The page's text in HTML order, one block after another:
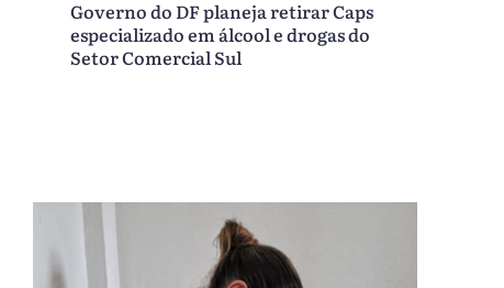
Governo do DF planeja retirar Caps
especializado em álcool e drogas do
Setor Comercial Sul